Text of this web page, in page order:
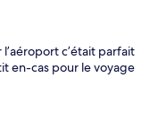
c’était parfait
en-cas pour le voyage